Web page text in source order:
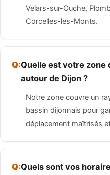
Velars-sur-Ouche,
Corcelles-les-Monts.
Quelle est votre zone
autour de Dijon ?
Notre zone couvre un
bassin dijonnais pour
déplacement maîtrisés
Quels sont vos